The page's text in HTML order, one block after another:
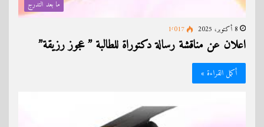
ما بعد التدرج
8 أكتوبر، 2025
1٬017
اعلان عن مناقشة رسالة دكتوراة للطالبة ” عجوز رزيقة”
أكمل القراءة »